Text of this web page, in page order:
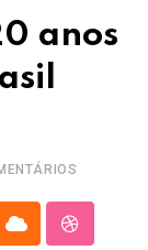
anos
Cloud